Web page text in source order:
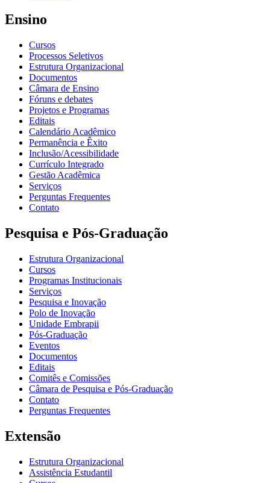
Ensino
Cursos
Processos Seletivos
Estrutura Organizacional
Documentos
Câmara de Ensino
Fóruns e debates
Projetos e Programas
Editais
Calendário Acadêmico
Permanência e Êxito
Inclusão/Acessibilidade
Currículo Integrado
Gestão Acadêmica
Serviços
Perguntas Frequentes
Contato
Pesquisa e Pós-Graduação
Estrutura Organizacional
Cursos
Programas Institucionais
Serviços
Pesquisa e Inovação
Polo de Inovação
Unidade Embrapii
Pós-Graduação
Eventos
Documentos
Editais
Comitês e Comissões
Câmara de Pesquisa e Pós-Graduação
Contato
Perguntas Frequentes
Extensão
Estrutura Organizacional
Assistência Estudantil